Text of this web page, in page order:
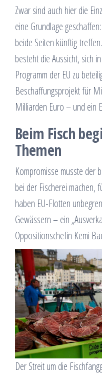
Zwar sind auch hier die
eine Grundlage
beide Seiten künftig
besteht die Aussicht, sich
Programm der EU zu
Beschaffungsprojekt für
Milliarden Euro – und ein
Beim Fisch
Themen
Kompromisse musste der
bei der Fischerei machen,
haben EU-Flotten
Gewässern – ein
Oppositionschefin Kemi
Der Streit um die